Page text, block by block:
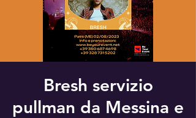
Bresh servizio
pullman da Messina e